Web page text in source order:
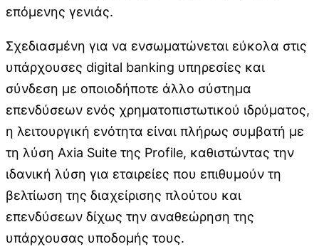
επόμενης γενιάς.
Σχεδιασμένη για να ενσωματώνεται εύκολα στις
υπάρχουσες digital banking υπηρεσίες και
σύνδεση με οποιοδήποτε άλλο σύστημα
επενδύσεων ενός χρηματοπιστωτικού ιδρύματος,
η λειτουργική ενότητα είναι πλήρως συμβατή με
τη λύση Axia Suite της Profile, καθιστώντας την
ιδανική λύση για εταιρείες που επιθυμούν τη
βελτίωση της διαχείρισης πλούτου και
επενδύσεων δίχως την αναθεώρηση της
υπάρχουσας υποδομής τους.